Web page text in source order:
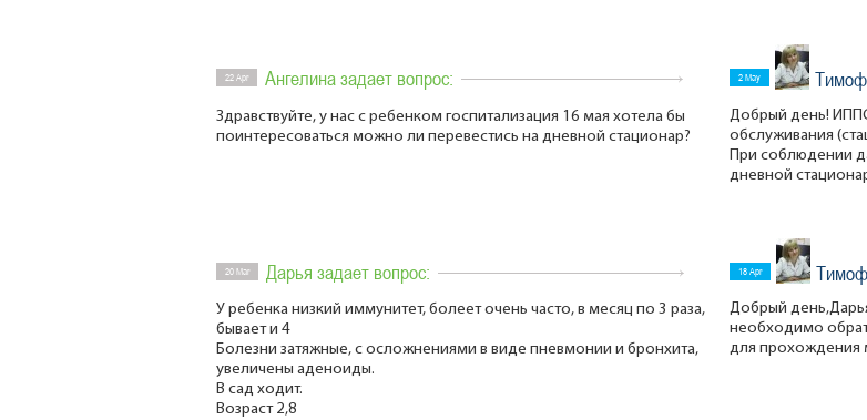
22 Apr Ангелина задает вопрос:
Здравствуйте, у нас с ребенком госпитализация 16 мая хотела бы
поинтересоваться можно ли перевестись на дневной стационар?
2 May
Добрый день!
обслуживания
При соблюдении
дневной
20 Mar Дарья задает вопрос:
У ребенка низкий иммунитет, болеет очень часто, в месяц по 3 раза,
бывает и 4
Болезни затяжные, с осложнениями в виде пневмонии и бронхита,
увеличены аденоиды.
В сад ходит.
Возраст 2,8
18 Apr
Добрый
необходимо
для прохождения